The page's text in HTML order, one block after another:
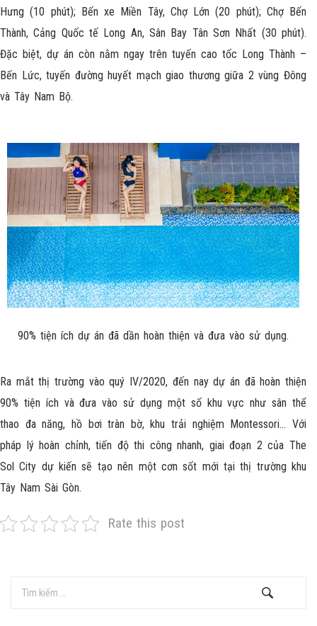
Hưng (10 phút); Bến xe Miền Tây, Chợ Lớn (20 phút); Chợ Bến
Thành, Cảng Quốc tế Long An, Sân Bay Tân Sơn Nhất (30 phút).
Đặc biệt, dự án còn nằm ngay trên tuyến cao tốc Long Thành –
Bến Lức, tuyến đường huyết mạch giao thương giữa 2 vùng Đông
và Tây Nam Bộ.
90% tiện ích dự án đã dần hoàn thiện và đưa vào sử dụng.
Ra mắt thị trường vào quý IV/2020, đến nay dự án đã hoàn thiện
90% tiện ích và đưa vào sử dụng một số khu vực như sân thể
thao đa năng, hồ bơi tràn bờ, khu trải nghiệm Montessori… Với
pháp lý hoàn chỉnh, tiến độ thi công nhanh, giai đoạn 2 của The
Sol City dự kiến sẽ tạo nên một cơn sốt mới tại thị trường khu
Tây Nam Sài Gòn.
Rate this post